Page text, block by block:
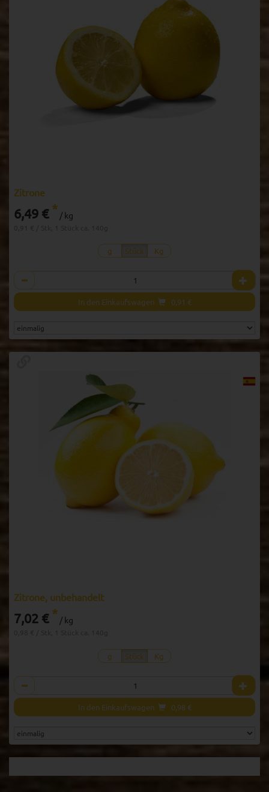
Zitrone
6,49 € * / kg
g Stück Kg
Anzahl
In den Einkaufswagen 0,91 €
Zitrone, unbehandelt
7,02 € * / kg
g Stück Kg
Anzahl
In den Einkaufswagen 0,98 €